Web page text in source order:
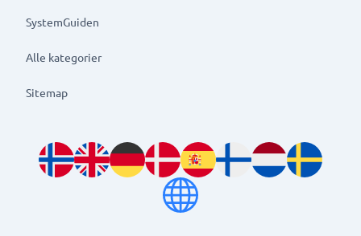
SystemGuiden
Alle kategorier
Sitemap